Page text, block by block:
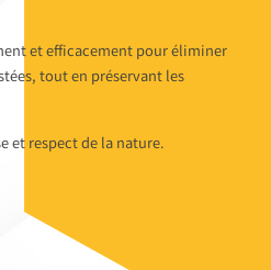
et efficacement pour éliminer
tout en préservant les
et respect de la nature.